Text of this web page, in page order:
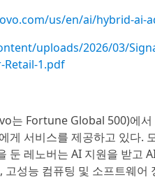
us/en/ai/hybrid-ai-
uploads/2026/03/
Retail-1.pdf
는 Fortune Global 500)에
게 서비스를 제공하고 있
둔 레노버는 AI 지원을 받고
고성능 컴퓨팅 및 소프트웨